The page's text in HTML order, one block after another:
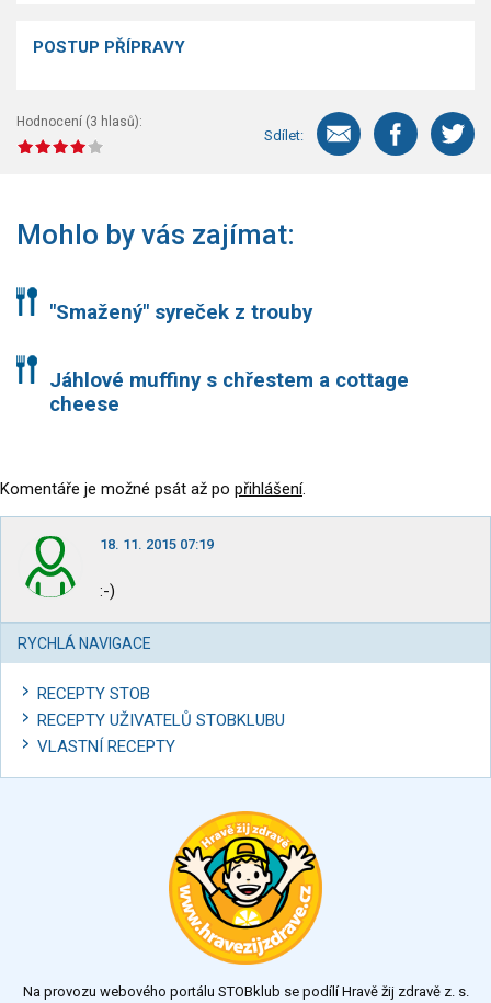
POSTUP PŘÍPRAVY
Hodnocení (3 hlasů):
Sdílet:
Mohlo by vás zajímat:
"Smažený" syreček z trouby
Jáhlové muffiny s chřestem a cottage
cheese
Komentáře je možné psát až po přihlášení.
18. 11. 2015 07:19
:-)
RYCHLÁ NAVIGACE
RECEPTY STOB
RECEPTY UŽIVATELŮ STOBKLUBU
VLASTNÍ RECEPTY
Na provozu webového portálu STOBklub se podílí Hravě žij zdravě z. s.